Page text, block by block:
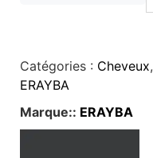
Catégories : Cheveux,
ERAYBA
Marque:: ERAYBA